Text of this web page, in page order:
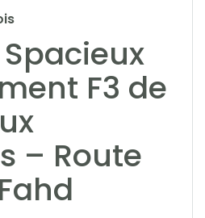
F3 de
– Route